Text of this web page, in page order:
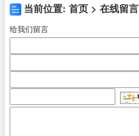
当前位置: 首页 > 在线留言
给我们留言